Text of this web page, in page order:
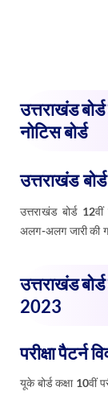
उत्तराखंड
नोटिस बोर्ड
उत्तराखंड बोर्ड
अलग-अलग जारी की
उत्तराखंड
2023
यूके बोर्ड कक्षा 10वीं